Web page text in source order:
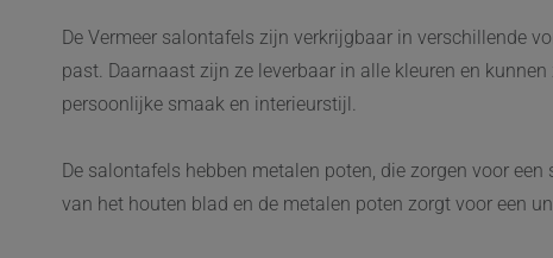
De Vermeer salontafels zijn verkrijgbaar in verschillende
past. Daarnaast zijn ze leverbaar in alle kleuren en
persoonlijke smaak en interieurstijl.
De salontafels hebben metalen poten, die zorgen voor
van het houten blad en de metalen poten zorgt voor een